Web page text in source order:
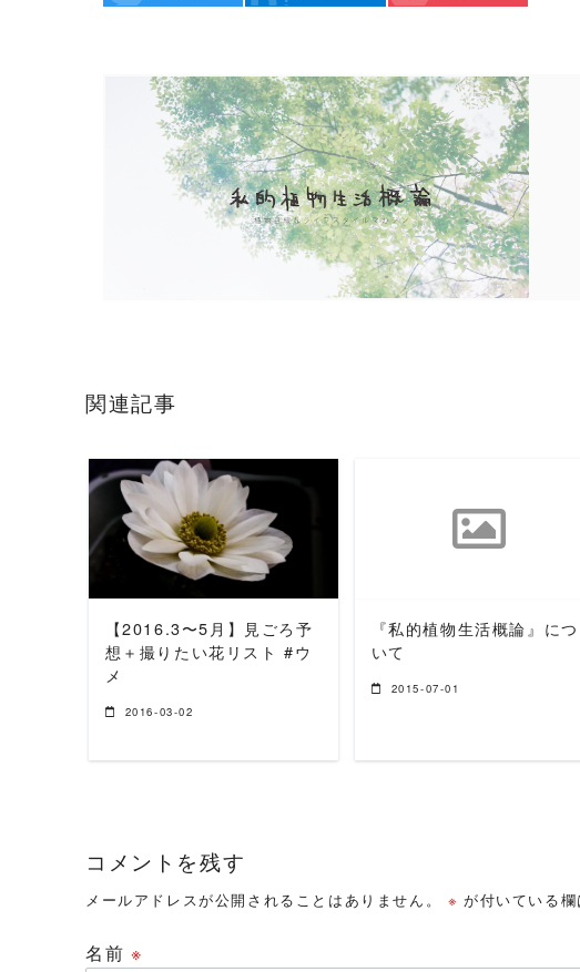
関連記事
READ MORE
【2016.3〜5月】見ごろ予
想＋撮りたい花リスト #ウ
メ
2016-03-02
READ MORE
『私的植物生活概論』につ
いて
2015-07-01
コメントを残す
メールアドレスが公開されることはありません。 ※ が付いている
名前 ※